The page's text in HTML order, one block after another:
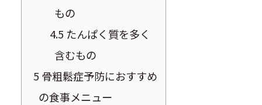
もの
4.5 たんぱく質を多く
含むもの
5 骨粗鬆症予防におすすめ
の食事メニュー